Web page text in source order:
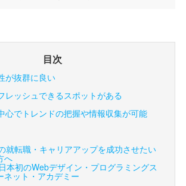
目次
が抜群に良い
レッシュできるスポットがある
心でトレンドの把握や情報収集が可能
就転職・キャリアアップを成功させたい
へ
本初のWebデザイン・プログラミングス
ネット・アカデミー